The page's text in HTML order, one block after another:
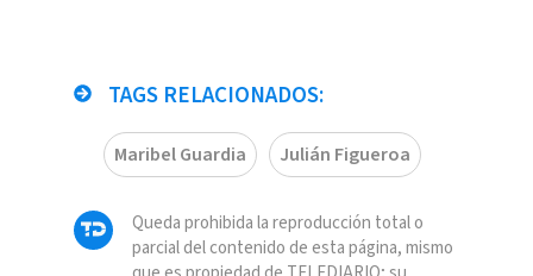
TAGS RELACIONADOS:
Maribel Guardia Julián Figueroa
Queda prohibida la reproducción total o
parcial del contenido de esta página, mismo